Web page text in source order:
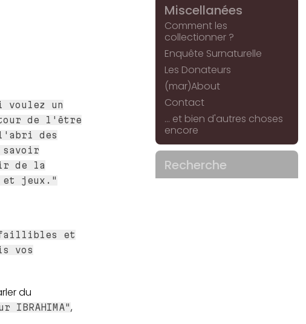
voulez un
de l'être
des
savoir
de la
et jeux."
et
vos
du
IBRAHIMA",
Miscellanées
Comment les
collectionner ?
Enquête Surnaturelle
Les Donateurs
(mar)About
Contact
... et bien d'autres choses
encore
Recherche